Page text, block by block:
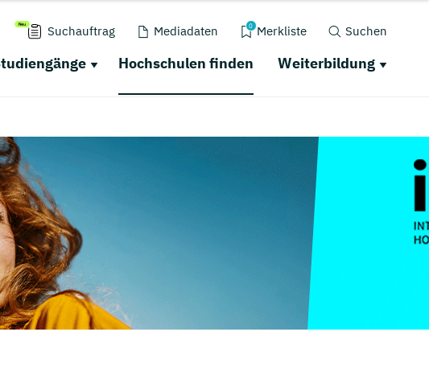
Suchauftrag Mediadaten 0 Merkliste Suchen
Hochschulen finden Weiterbildung